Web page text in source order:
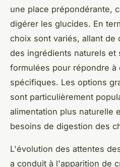
une place prépondérante,
digérer les glucides. En
choix sont variés, allant de
des ingrédients naturels et
formulées pour répondre à
spécifiques. Les options
sont particulièrement
alimentation plus naturelle
besoins de digestion des
L'évolution des attentes
a conduit à l'apparition de